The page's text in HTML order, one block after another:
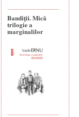
Bandiţii. Mică
trilogie a
marginalilor